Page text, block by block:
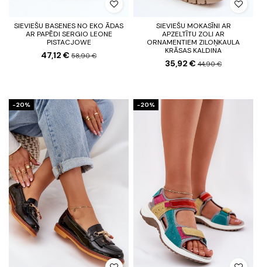
SIEVIEŠU BASENES NO EKO ĀDAS
AR PAPĒDI SERGIO LEONE
PISTACJOWE
47,12 € 58,90 €
SIEVIEŠU MOKASĪNI AR
APZELTĪTU ZOLI AR
ORNAMENTIEM ZILOŅKAULA
KRĀSAS KALDINA
35,92 € 44,90 €
-20% -20%